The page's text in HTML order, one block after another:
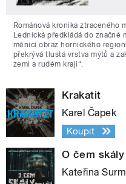
Románová kronika ztraceného
Lednická předkládá do značné
měnící obraz hornického
překrývá tlustá vrstva mýtů a
zemi a rudém kraji“.
Krakatit
Karel Čapek
Koupit
O čem
Kateřina